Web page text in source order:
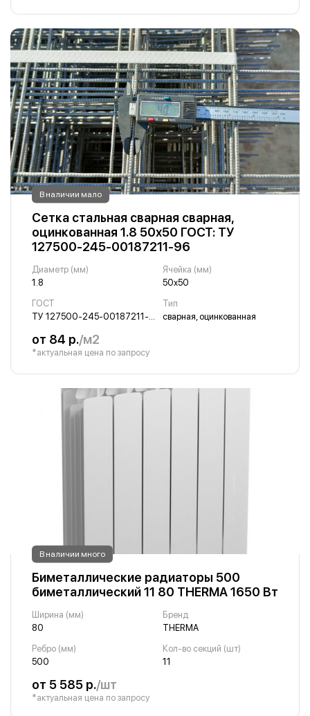
В наличии мало
Сетка стальная сварная сварная,
оцинкованная 1.8 50х50 ГОСТ: ТУ
127500-245-00187211-96
Диаметр (мм)
1.8
Ячейка (мм)
50х50
ГОСТ
Тип
сварная, оцинкованная
от 84 р./м2
*актуальная цена по запросу
В наличии много
Биметаллические радиаторы 500
биметаллический 11 80 THERMA 1650 Вт
Ширина (мм)
80
Бренд
THERMA
Ребро (мм)
500
Кол-во секций (шт)
11
от 5 585 р./шт
*актуальная цена по запросу